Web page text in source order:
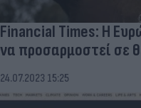
Financial Times: Η
να προσαρμοστεί σε
24.07.2023 15:25